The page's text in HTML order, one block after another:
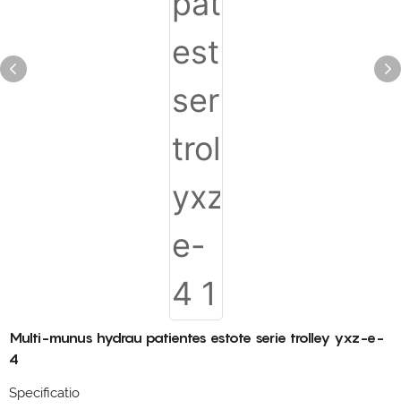
Multi-munus hydrau patientes estote serie trolley yxz-e-
4
Specificatio